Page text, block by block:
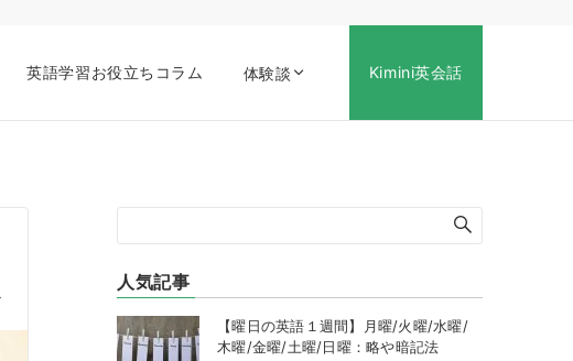
英語学習お役立ちコラム 体験談 Kimini英会話
人気記事
【曜日の英語１週間】月曜/火曜/水曜/
木曜/金曜/土曜/日曜：略や暗記法